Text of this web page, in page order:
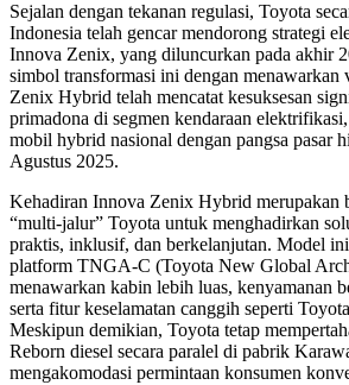
Sejalan dengan tekanan regulasi, Toyota
Indonesia telah gencar mendorong strategi
Innova Zenix, yang diluncurkan pada akhir
simbol transformasi ini dengan
Zenix Hybrid telah mencatat kesuksesan
primadona di segmen kendaraan
mobil hybrid nasional dengan pangsa pasar
Agustus 2025.
Kehadiran Innova Zenix Hybrid merupakan
“multi-jalur” Toyota untuk menghadirkan
praktis, inklusif, dan berkelanjutan. Model
platform TNGA-C (Toyota New Global
menawarkan kabin lebih luas, kenyamanan
serta fitur keselamatan canggih seperti
Meskipun demikian, Toyota tetap
Reborn diesel secara paralel di pabrik
mengakomodasi permintaan konsumen